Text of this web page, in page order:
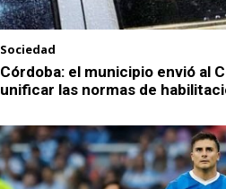
Sociedad
Córdoba: el municipio envió al
unificar las normas de